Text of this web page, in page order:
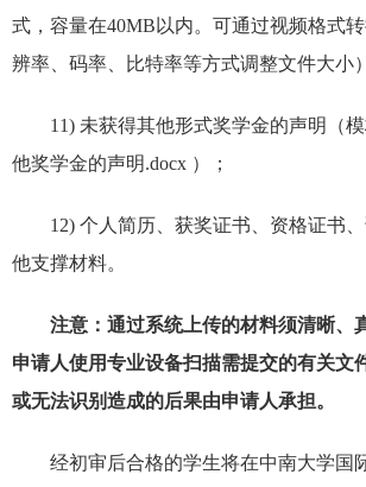
式，容量在40MB以内。可通过视频格式
辨率、码率、比特率等方式调整文件大
11) 未获得其他形式奖学金的声明（
他奖学金的声明.docx ） ；
12) 个人简历、获奖证书、资格证书
他支撑材料。
注意：通过系统上传的材料须清晰、
申请人使用专业设备扫描需提交的有关文
或无法识别造成的后果由申请人承担。
经初审后合格的学生将在中南大学国